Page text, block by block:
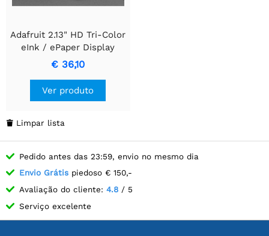
Adafruit 2.13" HD Tri-Color
eInk / ePaper Display
FeatherWing
€ 36,10
Ver produto
 Limpar lista
Pedido antes das 23:59, envio no mesmo dia
Envio Grátis piedoso € 150,-
Avaliação do cliente: 4.8 / 5
Serviço excelente